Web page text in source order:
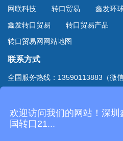
网联科技 转口贸易 鑫发环
鑫发转口贸易
转口贸易产品
转口贸易网网站地图
联系方式
全国服务热线：13590113883（微信
Copyright © 2020
深圳市鑫
欢迎访问我们的网站！深
国转口21...